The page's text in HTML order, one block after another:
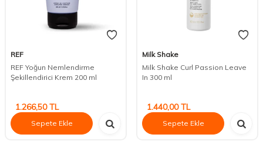
REF
REF Yoğun Nemlendirme
Şekillendirici Krem 200 ml
1.266,50TL
Sepete Ekle
Milk Shake
Milk Shake Curl Passion Leave
In 300 ml
1.440,00TL
Sepete Ekle